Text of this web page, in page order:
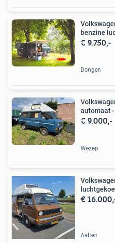
benzine
€ 9.750,-
Dongen
automaat
€ 9.000,-
Wezep
€
Aalten